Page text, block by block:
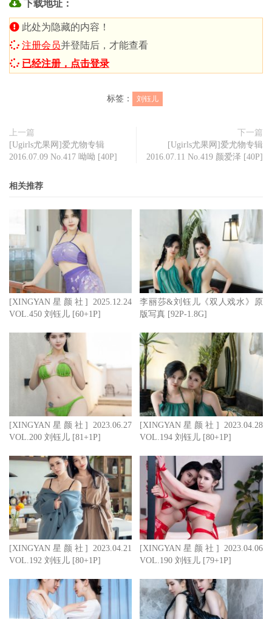
下载地址：
此处为隐藏的内容！
注册会员并登陆后，才能查看
已经注册，点击登录
标签： 刘钰儿
上一篇
[Ugirls尤果网]爱尤物专辑
2016.07.09 No.417 呦呦 [40P]
下一篇
[Ugirls尤果网]爱尤物专辑
2016.07.11 No.419 颜爱泽 [40P]
相关推荐
[XINGYAN星颜社] 2025.12.24
VOL.450 刘钰儿 [60+1P]
李丽莎&刘钰儿《双人戏水》原
版写真 [92P-1.8G]
[XINGYAN星颜社] 2023.06.27
VOL.200 刘钰儿 [81+1P]
[XINGYAN星颜社] 2023.04.28
VOL.194 刘钰儿 [80+1P]
[XINGYAN星颜社] 2023.04.21
VOL.192 刘钰儿 [80+1P]
[XINGYAN星颜社] 2023.04.06
VOL.190 刘钰儿 [79+1P]